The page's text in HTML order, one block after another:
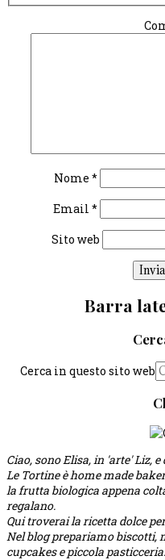
Nome *
Email *
Sito web
Barra
Cerca in questo sito web
Ciao, sono Elisa, in 'arte' Liz,
Le Tortine è home made
la frutta biologica appena
regalano.
Qui troverai la ricetta dolce
Nel blog prepariamo biscotti,
cupcakes e piccola pasticceria.